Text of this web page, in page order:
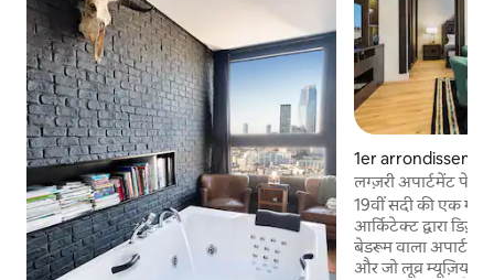
1er
मेंट
लग्ज़री अपार्टमेंट पेरिस
19वीं सदी की एक
आर्किटेक्ट द्वारा
बेडरूम वाला
और जो लूव्र म्यूज़ियम,